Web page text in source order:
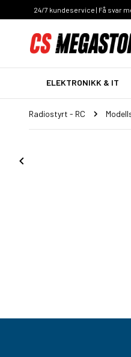
24/7 kundeservice | Få svar
ELEKTRONIKK & IT
Radiostyrt - RC